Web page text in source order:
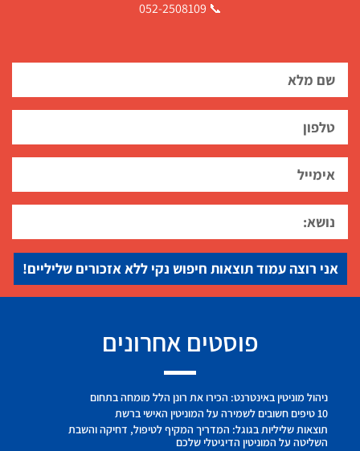
📞 052-2508109
אני רוצה עמוד תוצאות חיפוש נקי ללא אזכורים שליליים!
פוסטים אחרונים
ניהול מוניטין באינטרנט: הכירו את רונן הלל מומחה בתחום
10 טיפים חשובים לשמירה על המוניטין האישי ברשת
תוצאות שליליות בגוגל: המדריך המקיף לטיפול, דחיקה והשבת
השליטה על המוניטין הדיגיטלי שלכם